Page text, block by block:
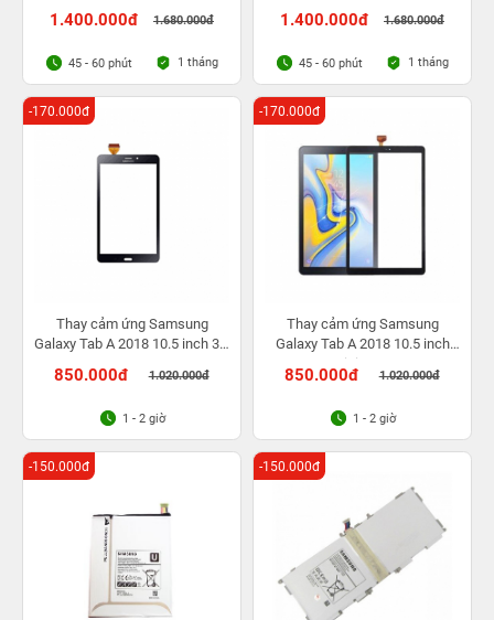
1.400.000đ 1.680.000đ
45 - 60 phút 1 tháng
1.400.000đ 1.680.000đ
45 - 60 phút 1 tháng
Thay cảm ứng Samsung
Galaxy Tab A 2018 10.5 inch 3G
850.000đ 1.020.000đ
-170.000đ
1 - 2 giờ
Thay cảm ứng Samsung
Galaxy Tab A 2018 10.5 inch
WiFi T590
850.000đ 1.020.000đ
-170.000đ
1 - 2 giờ
-150.000đ -150.000đ